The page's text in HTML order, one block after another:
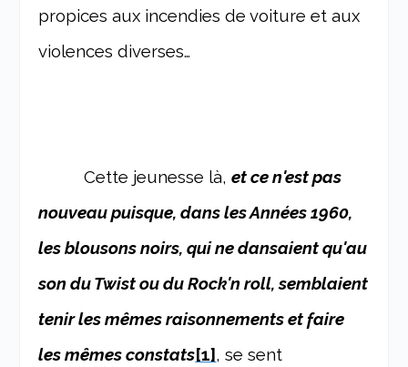
propices aux incendies de voiture et aux
violences diverses…
Cette jeunesse là,et ce n'est pas
nouveau puisque, dans les Années 1960,
les blousons noirs, qui ne dansaient qu'au
son du Twist ou du Rock'n roll, semblaient
tenir les mêmes raisonnements et faire
les mêmes constats[1], se sent